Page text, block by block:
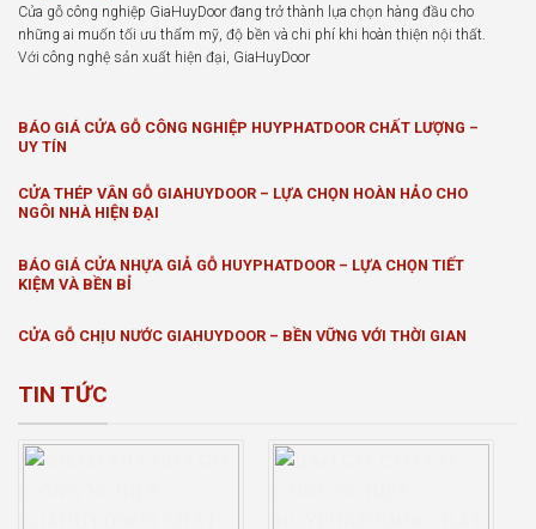
Cửa gỗ công nghiệp GiaHuyDoor đang trở thành lựa chọn hàng đầu cho
những ai muốn tối ưu thẩm mỹ, độ bền và chi phí khi hoàn thiện nội thất.
Với công nghệ sản xuất hiện đại, GiaHuyDoor
BÁO GIÁ CỬA GỖ CÔNG NGHIỆP HUYPHATDOOR CHẤT LƯỢNG –
UY TÍN
CỬA THÉP VÂN GỖ GIAHUYDOOR – LỰA CHỌN HOÀN HẢO CHO
NGÔI NHÀ HIỆN ĐẠI
BÁO GIÁ CỬA NHỰA GIẢ GỖ HUYPHATDOOR – LỰA CHỌN TIẾT
KIỆM VÀ BỀN BỈ
CỬA GỖ CHỊU NƯỚC GIAHUYDOOR – BỀN VỮNG VỚI THỜI GIAN
TIN TỨC